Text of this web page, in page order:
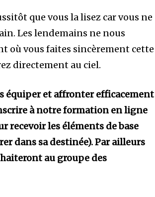
que vous la lisez car vous ne
Les lendemains ne nous
où vous faites sincèrement cette
directement au ciel.
équiper et affronter efficacement
à notre formation en ligne
recevoir les éléments de base
dans sa destinée). Par ailleurs
au groupe des